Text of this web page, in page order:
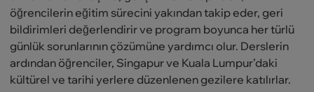
öğrencilerin eğitim sürecini yakından takip eder, geri
bildirimleri değerlendirir ve program boyunca her türlü
günlük sorunlarının çözümüne yardımcı olur. Derslerin
ardından öğrenciler, Singapur ve Kuala Lumpur’daki
kültürel ve tarihi yerlere düzenlenen gezilere katılırlar.